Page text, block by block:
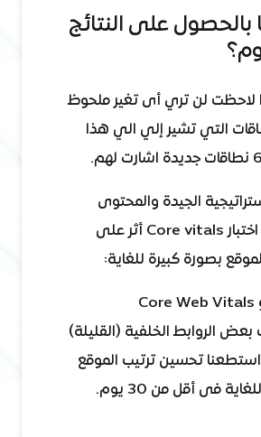
على النتائج
لاحظت لن تري أى تغير ملحوظ
التي تشير إلي الي هذا
الجيدة والمحتوى
المتميز، اجتياز اختبار Core vitals أثر على
بصورة كبيرة للغاية:
الروابط الخلفية (القليلة)
استطعنا تحسين ترتيب الموقع
فى أقل من 30 يوم.